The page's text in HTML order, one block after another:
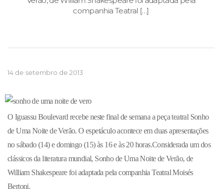
companhia Teatral […]
14 de setembro de 2013
O Iguassu Boulevard recebe neste final de semana a peça teatral Sonho
de Uma Noite de Verão. O espetáculo acontece em duas apresentações
no sábado (14) e domingo (15) às 16 e às 20 horas.Considerada um dos
clássicos da literatura mundial, Sonho de Uma Noite de Verão, de
William Shakespeare foi adaptada pela companhia Teatral Moisés
Bertoni.